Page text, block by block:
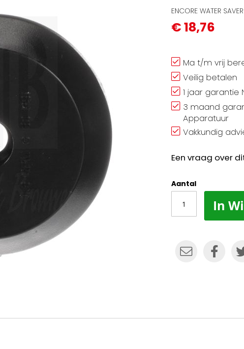
ENCORE WATER
€ 18,76
Ma t/m vrij
Veilig betalen
1 jaar garantie
3 maand
Apparatuur
Vakkundig
Een vraag over
Aantal
In